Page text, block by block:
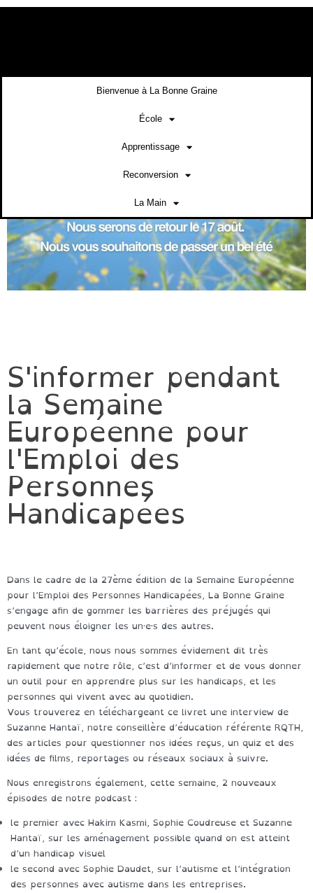
Bienvenue à La Bonne Graine
École
Apprentissage
Reconversion
La Main
S'informer pendant
la Semaine
Européenne pour
l'Emploi des
Personnes
Handicapées
Dans le cadre de la 27ème édition de la Semaine Européenne
pour l’Emploi des Personnes Handicapées, La Bonne Graine
s’engage afin de gommer les barrières des préjugés qui
peuvent nous éloigner les un·e·s des autres.
En tant qu’école, nous nous sommes évidement dit très
rapidement que notre rôle, c’est d’informer et de vous donner
un outil pour en apprendre plus sur les handicaps, et les
personnes qui vivent avec au quotidien.
Vous trouverez en téléchargeant ce livret une interview de
Suzanne Hantaï, notre conseillère d’éducation référente RQTH,
des articles pour questionner nos idées reçus, un quiz et des
idées de films, reportages ou réseaux sociaux à suivre.
Nous enregistrons également, cette semaine, 2 nouveaux
épisodes de notre podcast :
le premier avec Hakim Kasmi, Sophie Coudreuse et Suzanne
Hantaï, sur les aménagement possible quand on est atteint
d’un handicap visuel
le second avec Sophie Daudet, sur l’autisme et l’intégration
des personnes avec autisme dans les entreprises.